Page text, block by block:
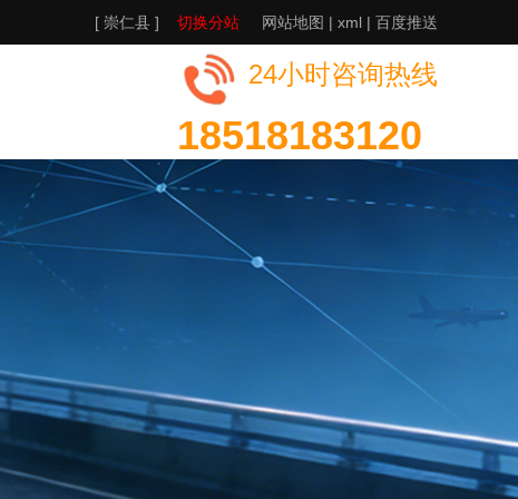
[ 崇仁县 ] 切换分站 网站地图 | xml | 百度推送
24小时咨询热线
18518183120